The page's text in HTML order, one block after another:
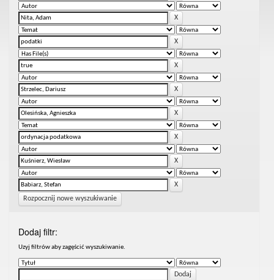
Rozpocznij nowe wyszukiwanie
Dodaj filtr:
Uzyj filtrów aby zagęścić wyszukiwanie.